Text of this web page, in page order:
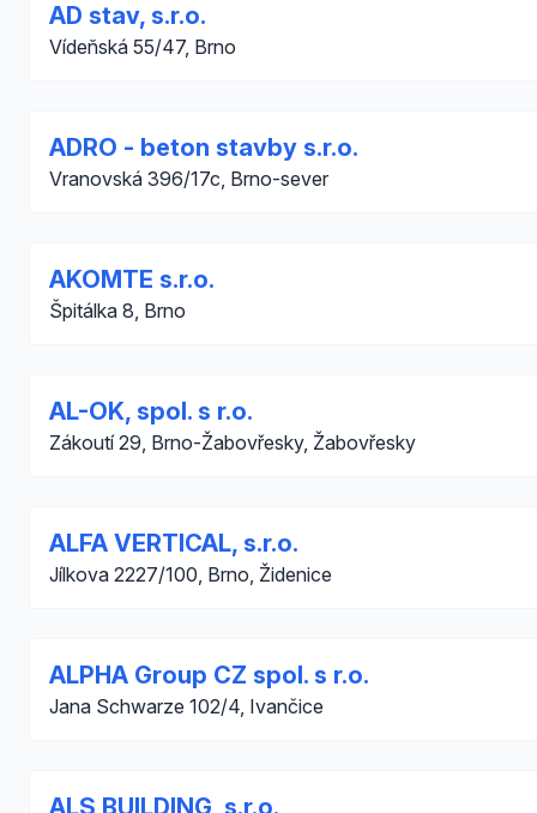
AD stav, s.r.o.
Vídeňská 55/47, Brno
ADRO - beton stavby s.r.o.
Vranovská 396/17c, Brno-sever
AKOMTE s.r.o.
Špitálka 8, Brno
AL-OK, spol. s r.o.
Zákoutí 29, Brno-Žabovřesky, Žabovřesky
ALFA VERTICAL, s.r.o.
Jílkova 2227/100, Brno, Židenice
ALPHA Group CZ spol. s r.o.
Jana Schwarze 102/4, Ivančice
ALS BUILDING, s.r.o.